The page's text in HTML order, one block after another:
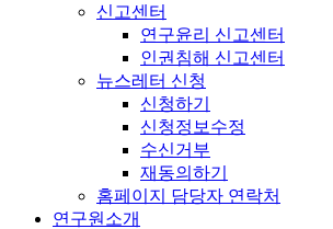
신고센터
연구윤리 신고센터
인권침해 신고센터
뉴스레터 신청
신청하기
신청정보수정
수신거부
재동의하기
홈페이지 담당자 연락처
연구원소개